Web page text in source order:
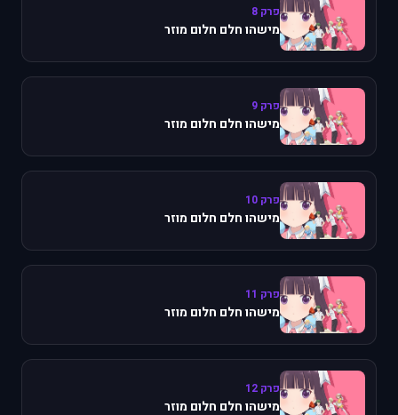
פרק 8
מישהו חלם חלום מוזר
פרק 9
מישהו חלם חלום מוזר
פרק 10
מישהו חלם חלום מוזר
פרק 11
מישהו חלם חלום מוזר
פרק 12
מישהו חלם חלום מוזר